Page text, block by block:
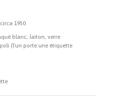
1950
blanc, laiton, verre
(l'un porte une étiquette